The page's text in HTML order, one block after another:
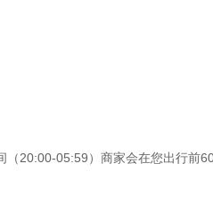
20:00-05:59）商家会在您出行前60